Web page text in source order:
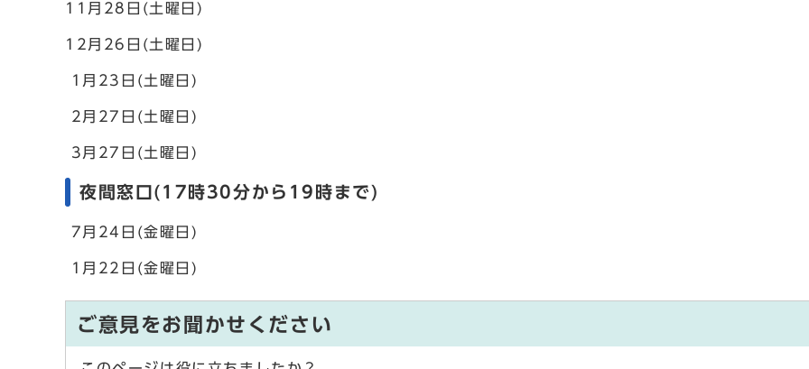
11月28日(土曜日)
12月26日(土曜日)
1月23日(土曜日)
2月27日(土曜日)
3月27日(土曜日)
夜間窓口(17時30分から19時まで)
7月24日(金曜日)
1月22日(金曜日)
ご意見をお聞かせください